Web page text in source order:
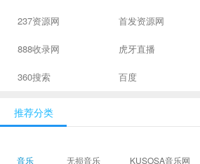
237资源网 首发资源网
888收录网 虎牙直播
360搜索 百度
推荐分类
音乐 无损音乐 KUSOSA音乐网